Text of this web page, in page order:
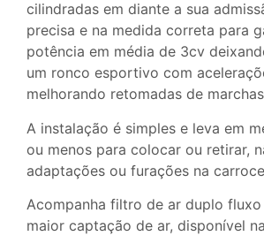
cilindradas em diante a sua
precisa e na medida correta para
potência em média de 3cv
um ronco esportivo com
melhorando retomadas de
A instalação é simples e leva em
ou menos para colocar ou retirar,
adaptações ou furações na
Acompanha filtro de ar duplo
maior captação de ar, disponível